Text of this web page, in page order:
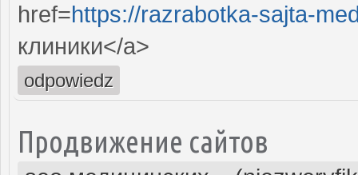
href=https://razrabotka-sajta-
клиники</a>
odpowiedz
Продвижение сайтов